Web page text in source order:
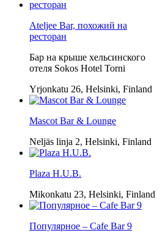
Ateljee Bar, похожий на
ресторан
Бар на крыше хельсинского
отеля Sokos Hotel Torni
Yrjonkatu 26, Helsinki, Finland
Mascot Bar & Lounge
Neljäs linja 2, Helsinki, Finland
Plaza H.U.B.
Mikonkatu 23, Helsinki, Finland
Популярное – Cafe Bar 9